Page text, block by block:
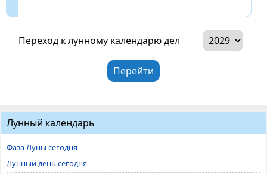
Переход к лунному календарю дел
Лунный календарь
Фаза Луны сегодня
Лунный день сегодня